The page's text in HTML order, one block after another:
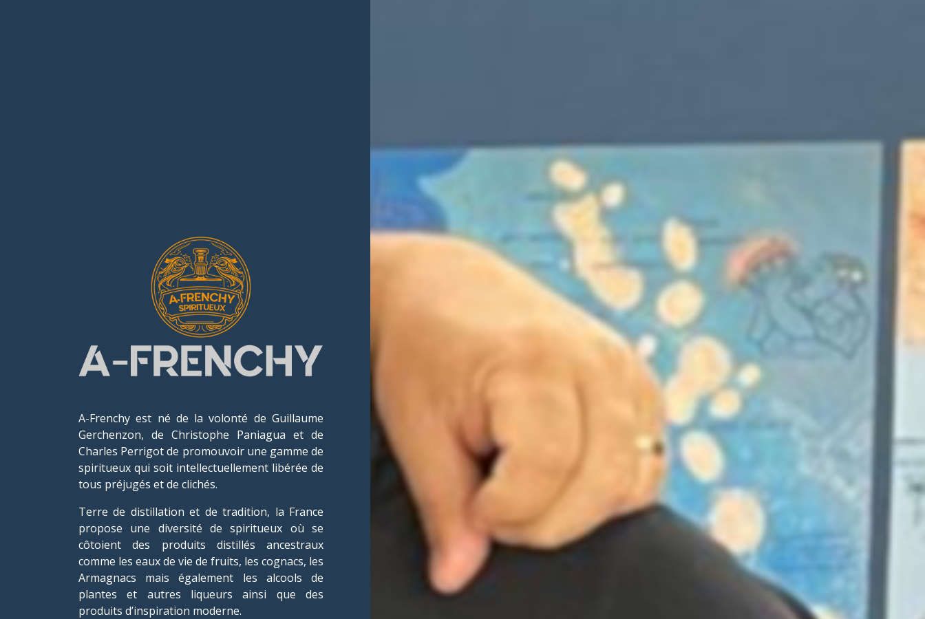
A-Frenchy est né de la volonté de Guillaume
Gerchenzon, de Christophe Paniagua et de
Charles Perrigot de promouvoir une gamme de
spiritueux qui soit intellectuellement libérée de
tous préjugés et de clichés.
Terre de distillation et de tradition, la France
propose une diversité de spiritueux où se
côtoient des produits distillés ancestraux
comme les eaux de vie de fruits, les cognacs, les
Armagnacs mais également les alcools de
plantes et autres liqueurs ainsi que des
produits d’inspiration moderne.